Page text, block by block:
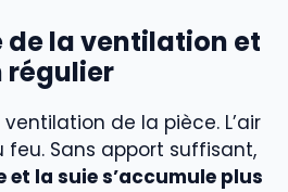
de la ventilation et
régulier
de la pièce. L’air
Sans apport suffisant,
et la suie s’accumule plus